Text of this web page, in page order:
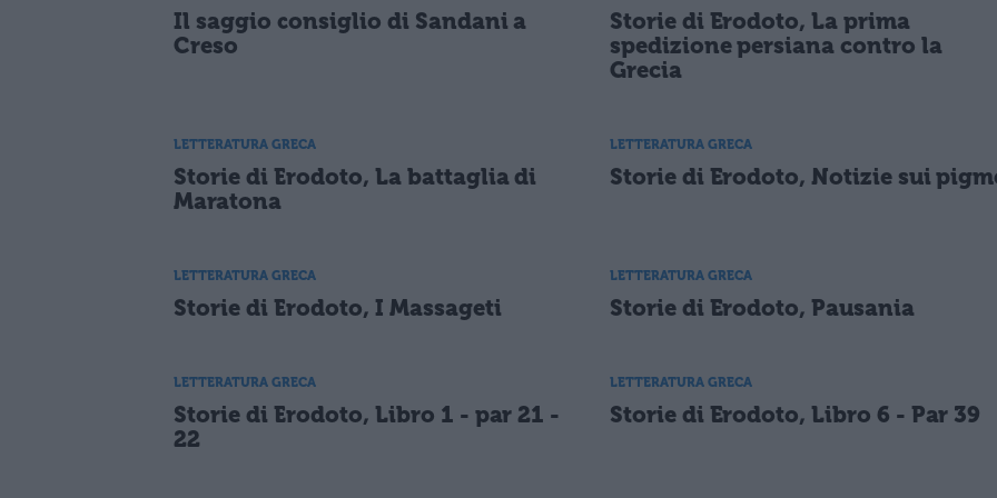
Il saggio consiglio di Sandani a
Creso
Storie di Erodoto, La prima
spedizione persiana contro la
Grecia
LETTERATURA GRECA
Storie di Erodoto, La battaglia di
Maratona
LETTERATURA GRECA
Storie di Erodoto, Notizie sui
LETTERATURA GRECA
Storie di Erodoto, I Massageti
LETTERATURA GRECA
Storie di Erodoto, Pausania
LETTERATURA GRECA
Storie di Erodoto, Libro 1 - par 21 -
22
LETTERATURA GRECA
Storie di Erodoto, Libro 6 - Par 39